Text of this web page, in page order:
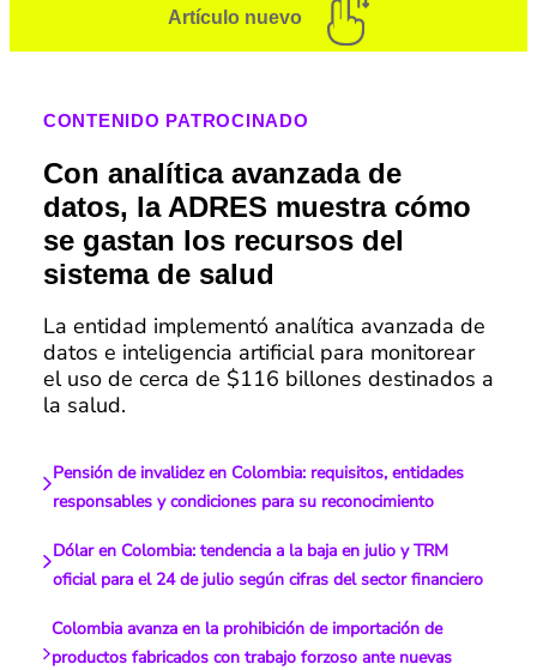
Artículo nuevo
CONTENIDO PATROCINADO
Con analítica avanzada de
datos, la ADRES muestra cómo
se gastan los recursos del
sistema de salud
La entidad implementó analítica avanzada de
datos e inteligencia artificial para monitorear
el uso de cerca de $116 billones destinados a
la salud.
Pensión de invalidez en Colombia: requisitos, entidades
responsables y condiciones para su reconocimiento
Dólar en Colombia: tendencia a la baja en julio y TRM
oficial para el 24 de julio según cifras del sector financiero
Colombia avanza en la prohibición de importación de
productos fabricados con trabajo forzoso ante nuevas